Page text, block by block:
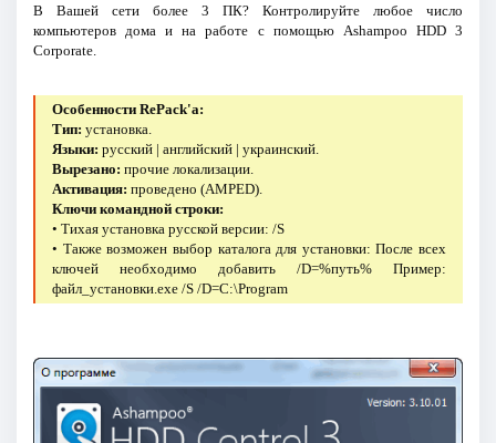
В Вашей сети более 3 ПК? Контролируйте любое число
компьютеров дома и на работе с помощью Ashampoo HDD 3
Corporate.
Особенности RePack'a:
Тип: установка.
Языки: русский | английский | украинский.
Вырезано: прочие локализации.
Активация: проведено (AMPED).
Ключи командной строки:
• Тихая установка русской версии: /S
• Также возможен выбор каталога для установки: После всех
ключей необходимо добавить /D=%путь% Пример:
файл_установки.exe /S /D=C:\Program